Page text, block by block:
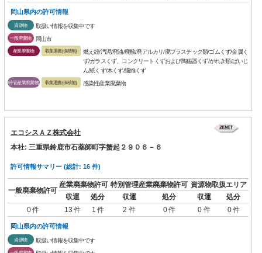
岡山県内の許可情報
資源物 取扱い情報を収集中です
一般廃棄物 岡山市
産業廃棄物 収集運搬(保積無)
燃え殻/汚泥/廃油/廃酸/廃アルカリ/廃プラスチック類/ゴムくず/金属く
ず/ガラスくず、コンクリートくずおよび陶磁器くず/がれき類/ばいじ
ん/紙くず/木くず/繊維くず
特管産業廃棄物 収集運搬(保積無) 感染性産業廃棄物
エコシスＡＺ株式会社
本社: 三重県鈴鹿市石薬師町字蟹起２９０６－６
許可情報サマリー (総計: 16 件)
一般廃棄物許可
産業廃棄物許可 特別管理産業廃棄物許可 資源物取扱エリア
収運
処分 収運 処分 収運
処分
0 件
13 件 1 件 2 件 0 件 0 件 0 件
岡山県内の許可情報
資源物 取扱い情報を収集中です